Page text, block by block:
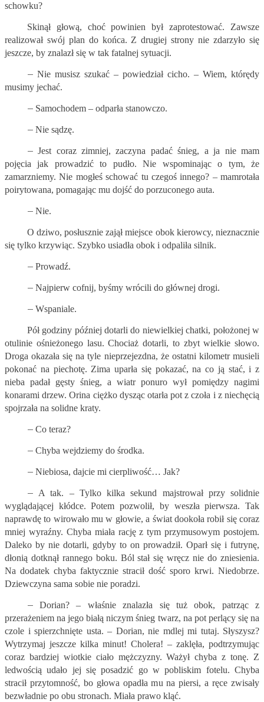
schowku?
Skinął głową, choć powinien był zaprotestować. Zawsze
realizował swój plan do końca. Z drugiej strony nie zdarzyło się
jeszcze, by znalazł się w tak fatalnej sytuacji.
– Nie musisz szukać – powiedział cicho. – Wiem, którędy
musimy jechać.
– Samochodem – odparła stanowczo.
– Nie sądzę.
–Jest coraz zimniej, zaczyna padać śnieg, a ja nie mam
pojęcia jak prowadzić to pudło. Nie wspominając o tym, że
zamarzniemy. Nie mogłeś schować tu czegoś innego? – mamrotała
poirytowana, pomagając mu dojść do porzuconego auta.
– Nie.
O dziwo, posłusznie zajął miejsce obok kierowcy, nieznacznie
się tylko krzywiąc. Szybko usiadła obok i odpaliła silnik.
– Prowadź.
– Najpierw cofnij, byśmy wrócili do głównej drogi.
– Wspaniale.
Pół godziny później dotarli do niewielkiej chatki, położonej w
otulinie ośnieżonego lasu. Chociaż dotarli, to zbyt wielkie słowo.
Droga okazała się na tyle nieprzejezdna, że ostatni kilometr musieli
pokonać na piechotę. Zima uparła się pokazać, na co ją stać, i z
nieba padał gęsty śnieg, a wiatr ponuro wył pomiędzy nagimi
konarami drzew. Orina ciężko dysząc otarła pot z czoła i z niechęcią
spojrzała na solidne kraty.
– Co teraz?
– Chyba wejdziemy do środka.
– Niebiosa, dajcie mi cierpliwość… Jak?
–A tak. – Tylko kilka sekund majstrował przy solidnie
wyglądającej kłódce. Potem pozwolił, by weszła pierwsza. Tak
naprawdę to wirowało mu w głowie, a świat dookoła robił się coraz
mniej wyraźny. Chyba miała rację z tym przymusowym postojem.
Daleko by nie dotarli, gdyby to on prowadził. Oparł się i futrynę,
dłonią dotknął rannego boku. Ból stał się wręcz nie do zniesienia.
Na dodatek chyba faktycznie stracił dość sporo krwi. Niedobrze.
Dziewczyna sama sobie nie poradzi.
–Dorian? – właśnie znalazła się tuż obok, patrząc z
przerażeniem na jego białą niczym śnieg twarz, na pot perlący się na
czole i spierzchnięte usta. – Dorian, nie mdlej mi tutaj. Słyszysz?
Wytrzymaj jeszcze kilka minut! Cholera! – zaklęła, podtrzymując
coraz bardziej wiotkie ciało mężczyzny. Ważył chyba z tonę. Z
ledwością udało jej się posadzić go w pobliskim fotelu. Chyba
stracił przytomność, bo głowa opadła mu na piersi, a ręce zwisały
bezwładnie po obu stronach. Miała prawo kląć.